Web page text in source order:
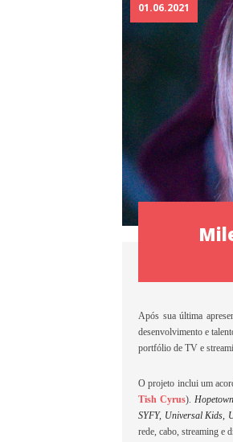
01.06.2021
Após sua última
desenvolvimento e
portfólio de TV e
O projeto inclui um
Tish Cyrus).
SYFY, Universal Kids,
rede, cabo, streaming e